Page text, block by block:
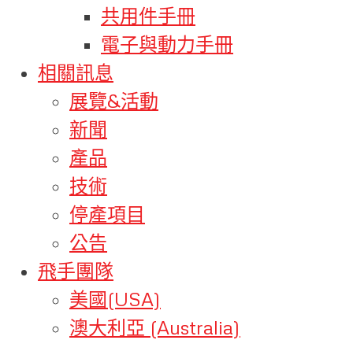
共用件手冊
電子與動力手冊
相關訊息
展覽&活動
新聞
產品
技術
停產項目
公告
飛手團隊
美國(USA)
澳大利亞 (Australia)